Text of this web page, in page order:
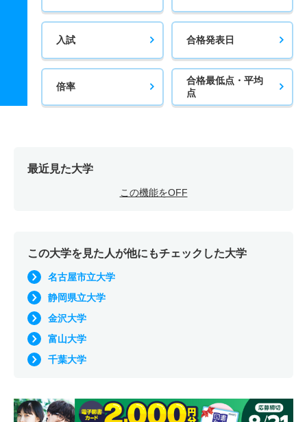
入試 合格発表日
倍率
合格最低点・平均
点
最近見た大学
この機能をOFF
この大学を見た人が他にもチェックした大学
名古屋市立大学
静岡県立大学
金沢大学
富山大学
千葉大学